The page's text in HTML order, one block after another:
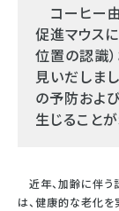
コーヒー由
促進マウス
位置の認識
見いだしま
の予防およ
生じること
近年、加齢に伴
は、健康的な老化を